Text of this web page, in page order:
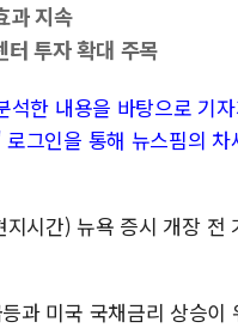
과 지속
투자 확대 주목
한 내용을 바탕으로 기
그인을 통해 뉴스핌의
시간) 뉴욕 증시 개장 전
과 미국 국채금리 상승